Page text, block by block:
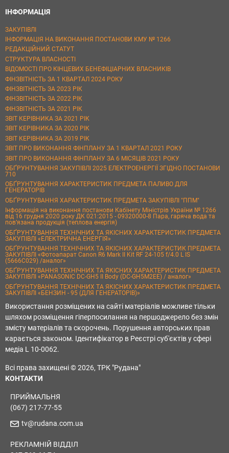
ІНФОРМАЦІЯ
ЗАКУПІВЛІ
ІНФОРМАЦІЯ НА ВИКОНАННЯ ПОСТАНОВИ КМУ № 1266
РЕДАКЦІЙНИЙ СТАТУТ
СТРУКТУРА ВЛАСНОСТІ
ВІДОМОСТІ ПРО КІНЦЕВИХ БЕНЕФІЦІАРНИХ ВЛАСНИКІВ
ФІНЗВІТНІСТЬ ЗА 1 КВАРТАЛ 2024 РОКУ
ФІНЗВІТНІСТЬ ЗА 2023 РІК
ФІНЗВІТНІСТЬ ЗА 2022 РІК
ФІНЗВІТНІСТЬ ЗА 2021 РІК
ЗВІТ КЕРІВНИКА ЗА 2021 РІК
ЗВІТ КЕРІВНИКА ЗА 2020 РІК
ЗВІТ КЕРІВНИКА ЗА 2019 РІК
ЗВІТ ПРО ВИКОНАННЯ ФІНПЛАНУ ЗА 1 КВАРТАЛ 2021 РОКУ
ЗВІТ ПРО ВИКОНАННЯ ФІНПЛАНУ ЗА 6 МІСЯЦІВ 2021 РОКУ
ОБҐРУНТУВАННЯ ЗАКУПІВЛІ 2025 ЕЛЕКТРОЕНЕРГІЇ ЗГІДНО ПОСТАНОВИ
710
ОБҐРУНТУВАННЯ ХАРАКТЕРИСТИК ПРЕДМЕТА ПАЛИВО ДЛЯ
ГЕНЕРАТОРІВ
ОБҐРУНТУВАННЯ ХАРАКТЕРИСТИК ПРЕДМЕТА ЗАКУПІВЛІ "ППМ"
Інформація на виконання постанови Кабінету Міністрів України № 1266
від 16 грудня 2020 року ДК 021:2015 - 09320000-8 Пара, гаряча вода та
пов’язана продукція (теплова енергія)
ОБҐРУНТУВАННЯ ТЕХНІЧНИХ ТА ЯКІСНИХ ХАРАКТЕРИСТИК ПРЕДМЕТА
ЗАКУПІВЛІ «ЕЛЕКТРИЧНА ЕНЕРГІЯ»
ОБҐРУНТУВАННЯ ТЕХНІЧНИХ ТА ЯКІСНИХ ХАРАКТЕРИСТИК ПРЕДМЕТА
ЗАКУПІВЛІ «Фотоапарат Canon R6 Mark II Kit RF 24-105 f/4.0 L IS
(5666C029) /аналог»
ОБҐРУНТУВАННЯ ТЕХНІЧНИХ ТА ЯКІСНИХ ХАРАКТЕРИСТИК ПРЕДМЕТА
ЗАКУПІВЛІ «PANASONIC DC-GH5 II Body (DC-GH5M2EE) / аналог»
ОБҐРУНТУВАННЯ ТЕХНІЧНИХ ТА ЯКІСНИХ ХАРАКТЕРИСТИК ПРЕДМЕТА
ЗАКУПІВЛІ «БЕНЗИН - 95 (ДЛЯ ГЕНЕРАТОРІВ)»
Використання розміщених на сайті матеріалів можливе тільки
шляхом розміщення гіперпосилання на першоджерело без змін
змісту матеріалів та скорочень. Порушення авторських прав
карається законом. Ідентифікатор в Реєстрі суб'єктів у сфері
медіа L 10-0062.
Всі права захищені © 2026, ТРК "Рудана"
КОНТАКТИ
ПРИЙМАЛЬНЯ
(067) 217-77-55
tv@rudana.com.ua
РЕКЛАМНІЙ ВІДДІЛ